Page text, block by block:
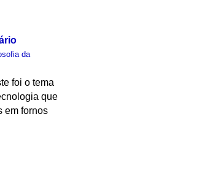
da
foi o tema
que
em fornos